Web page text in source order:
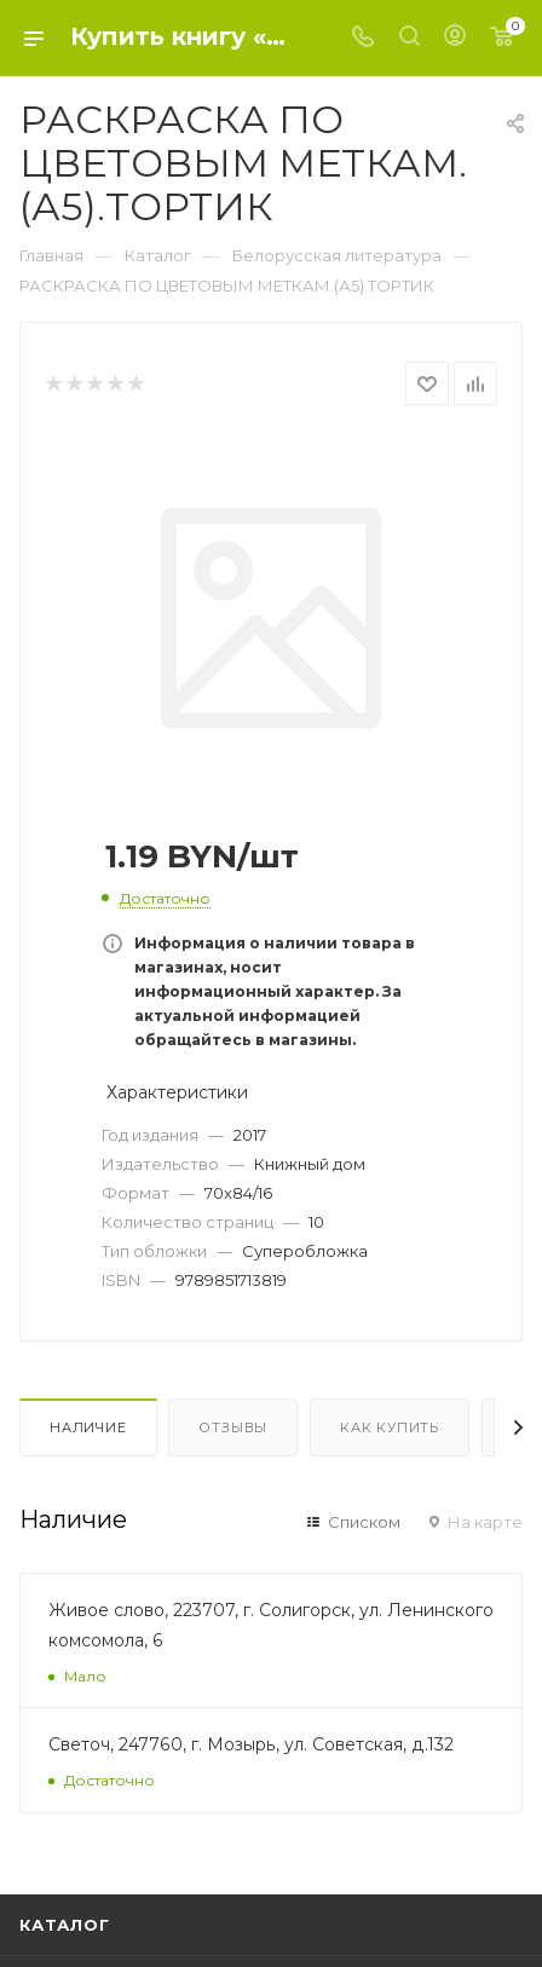
Купить книгу «РАСКРАСКА ПО ЦВЕТОВЫМ МЕТКАМ.(А5).ТОРТИК» 2017, - Белорусская литература 0
РАСКРАСКА ПО
ЦВЕТОВЫМ МЕТКАМ.
(А5).ТОРТИК
Главная — Каталог — Белорусская литература —
РАСКРАСКА ПО ЦВЕТОВЫМ МЕТКАМ.(А5).ТОРТИК
1.19 BYN/шт
Достаточно
Информация о наличии товара в
магазинах, носит
информационный характер. За
актуальной информацией
обращайтесь в магазины.
Характеристики
Год издания — 2017
Издательство — Книжный дом
Формат — 70х84/16
Количество страниц — 10
Тип обложки — Суперобложка
ISBN — 9789851713819
НАЛИЧИЕ ОТЗЫВЫ КАК КУПИТЬ
Наличие Списком На карте
Живое слово, 223707, г. Солигорск, ул. Ленинского
комсомола, 6
Мало
Светоч, 247760, г. Мозырь, ул. Советская, д.132
Достаточно
КАТАЛОГ